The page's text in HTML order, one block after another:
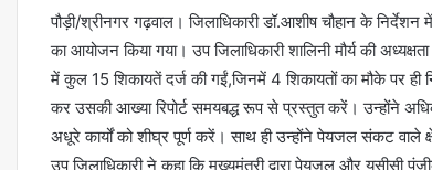
पौड़ी/श्रीनगर गढ़वाल। जिलाधिकारी डॉ.आशीष चौहान के
का आयोजन किया गया। उप जिलाधिकारी शालिनी मौर्य की
में कुल 15 शिकायतें दर्ज की गईं,जिनमें 4 शिकायतों का मौके पर ही
कर उसकी आख्या रिपोर्ट समयबद्ध रूप से प्रस्तुत करें। उन्होंने
अधूरे कार्यों को शीघ्र पूर्ण करें। साथ ही उन्होंने पेयजल संकट वाले
उप जिलाधिकारी ने कहा कि मुख्यमंत्री द्वारा पेयजल और यूसीसी